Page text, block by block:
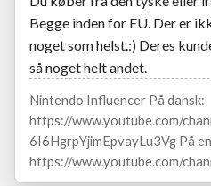
Begge inden for EU. Der er
noget som helst.:) Deres
så noget helt andet.
Nintendo Influencer På dansk:
https://www.youtube.com/
6I6HgrpYjimEpvayLu3Vg På
https://www.youtube.com/